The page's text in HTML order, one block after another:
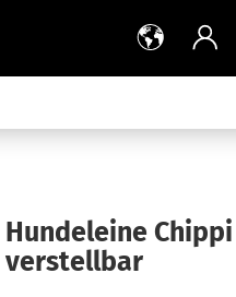
Hundeleine Chippi
verstellbar